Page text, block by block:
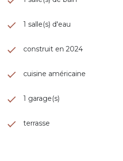
1 salle(s) d'eau
construit en 2024
cuisine américaine
1 garage(s)
terrasse